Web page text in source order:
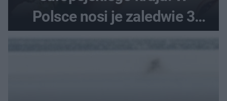
Polsce nosi je zaledwie 3
kobiety